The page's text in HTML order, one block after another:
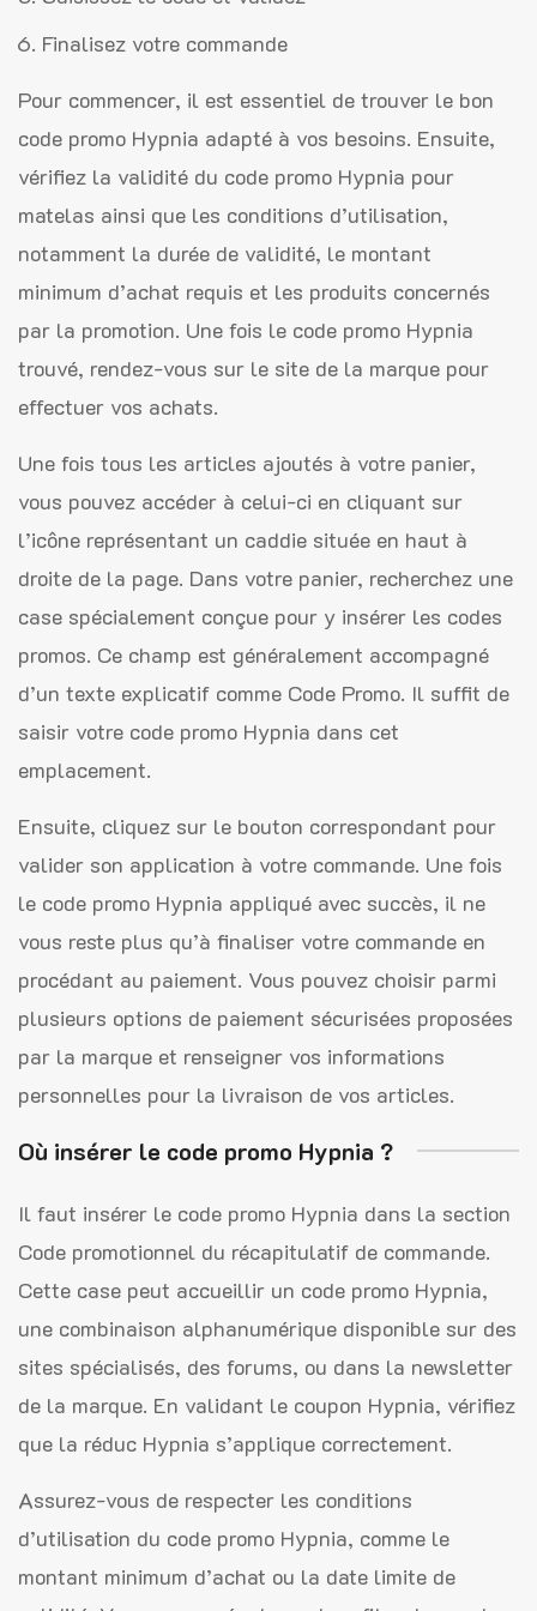
Finalisez votre commande
Pour commencer, il est essentiel de trouver le bon
code promo Hypnia adapté à vos besoins. Ensuite,
vérifiez la validité du code promo Hypnia pour
matelas ainsi que les conditions d’utilisation,
notamment la durée de validité, le montant
minimum d’achat requis et les produits concernés
par la promotion. Une fois le code promo Hypnia
trouvé, rendez-vous sur le site de la marque pour
effectuer vos achats.
Une fois tous les articles ajoutés à votre panier,
vous pouvez accéder à celui-ci en cliquant sur
l’icône représentant un caddie située en haut à
droite de la page. Dans votre panier, recherchez une
case spécialement conçue pour y insérer les codes
promos. Ce champ est généralement accompagné
d’un texte explicatif comme Code Promo. Il suffit de
saisir votre code promo Hypnia dans cet
emplacement.
Ensuite, cliquez sur le bouton correspondant pour
valider son application à votre commande. Une fois
le code promo Hypnia appliqué avec succès, il ne
vous reste plus qu’à finaliser votre commande en
procédant au paiement. Vous pouvez choisir parmi
plusieurs options de paiement sécurisées proposées
par la marque et renseigner vos informations
personnelles pour la livraison de vos articles.
Où insérer le code promo Hypnia ?
Il faut insérer le code promo Hypnia dans la section
Code promotionnel du récapitulatif de commande.
Cette case peut accueillir un code promo Hypnia,
une combinaison alphanumérique disponible sur des
sites spécialisés, des forums, ou dans la newsletter
de la marque. En validant le coupon Hypnia, vérifiez
que la réduc Hypnia s’applique correctement.
Assurez-vous de respecter les conditions
d’utilisation du code promo Hypnia, comme le
montant minimum d’achat ou la date limite de